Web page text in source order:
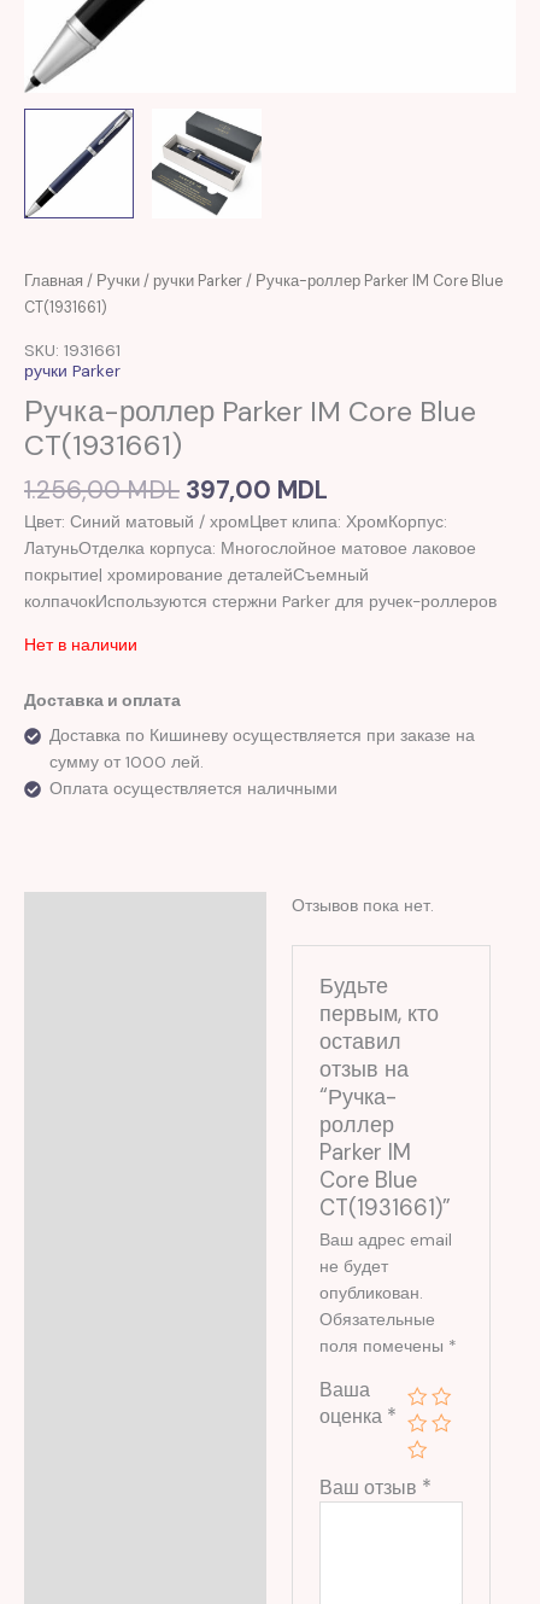
Главная / Ручки/ ручки Parker/ Ручка-роллер Parker IM Core Blue
CT(1931661)
SKU: 1931661
ручки Parker
Ручка-роллер Parker IM Core Blue
CT(1931661)
1.256,00MDL
Первоначальная
397,00 MDL
Текущая
Цвет: Синий матовый / хромЦвет клипа: ХромКорпус:
ЛатуньОтделка корпуса: Многослойное матовое лаковое
покрытие| хромирование деталейСъемный
колпачокИспользуются стержни Parker для ручек-роллеров
Нет в наличии
Доставка и оплата
Доставка по Кишиневу осуществляется при заказе на
сумму от 1000 лей.
Оплата осуществляется наличными
Отзывов пока нет.
Будьте
первым, кто
оставил
отзыв на
“Ручка-
роллер
Parker IM
Core Blue
CT(1931661)”
Ваш адрес email
не будет
опубликован.
Обязательные
поля помечены *
Ваша
оценка *
Ваш отзыв *